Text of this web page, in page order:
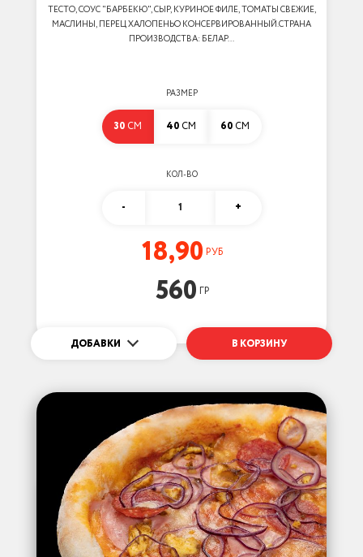
ТЕСТО, СОУС "БАРБЕКЮ", СЫР, КУРИНОЕ ФИЛЕ, ТОМАТЫ СВЕЖИЕ,
МАСЛИНЫ, ПЕРЕЦ ХАЛОПЕНЬО КОНСЕРВИРОВАННЫЙ.СТРАНА
ПРОИЗВОДСТВА: БЕЛАР...
РАЗМЕР
30 СМ 40 СМ 60 СМ
КОЛ-ВО
- 1 +
18,90 РУБ
560 ГР
ДОБАВКИ В КОРЗИНУ